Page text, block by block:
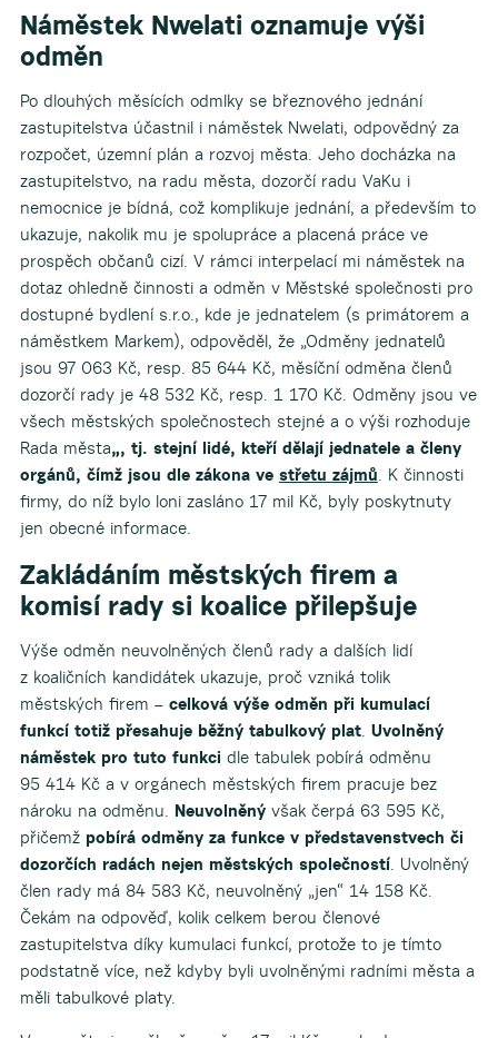
Náměstek Nwelati oznamuje výši
odměn
Po dlouhých měsících odmlky se březnového jednání
zastupitelstva účastnil i náměstek Nwelati, odpovědný za
rozpočet, územní plán a rozvoj města. Jeho docházka na
zastupitelstvo, na radu města, dozorčí radu VaKu i
nemocnice je bídná, což komplikuje jednání, a především to
ukazuje, nakolik mu je spolupráce a placená práce ve
prospěch občanů cizí. V rámci interpelací mi náměstek na
dotaz ohledně činnosti a odměn v Městské společnosti pro
dostupné bydlení s.r.o., kde je jednatelem (s primátorem a
náměstkem Markem), odpověděl, že „Odměny jednatelů
jsou 97 063 Kč, resp. 85 644 Kč, měsíční odměna členů
dozorčí rady je 48 532 Kč, resp. 1 170 Kč. Odměny jsou ve
všech městských společnostech stejné a o výši rozhoduje
Rada města„, tj. stejní lidé, kteří dělají jednatele a členy
orgánů, čímž jsou dle zákona ve střetu zájmů. K činnosti
firmy, do níž bylo loni zasláno 17 mil Kč, byly poskytnuty
jen obecné informace.
Zakládáním městských firem a
komisí rady si koalice přilepšuje
Výše odměn neuvolněných členů rady a dalších lidí
z koaličních kandidátek ukazuje, proč vzniká tolik
městských firem – celková výše odměn při kumulací
funkcí totiž přesahuje běžný tabulkový plat. Uvolněný
náměstek pro tuto funkcidle tabulek pobírá odměnu
95 414 Kč a v orgánech městských firem pracuje bez
nároku na odměnu. Neuvolněnývšak čerpá 63 595 Kč,
přičemž pobírá odměny za funkce v představenstvech či
dozorčích radách nejen městských společností. Uvolněný
člen rady má 84 583 Kč, neuvolněný „jen“ 14 158 Kč.
Čekám na odpověď, kolik celkem berou členové
zastupitelstva díky kumulaci funkcí, protože to je tímto
podstatně více, než kdyby byli uvolněnými radními města a
měli tabulkové platy.